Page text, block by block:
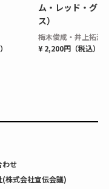
ム・レッド・グロ
ス）
梅木俊成・井上拓海
¥ 2,200円（税込）
わせ
(株式会社宣伝会議)